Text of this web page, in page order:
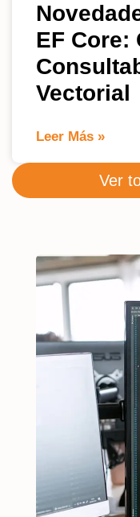
EF Core:
Vectorial
Leer Más »
Ver